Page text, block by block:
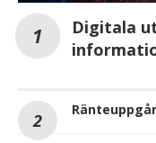
Digitala